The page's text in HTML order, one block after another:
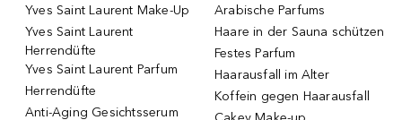
Yves Saint Laurent Make-Up
Yves Saint Laurent
Herrendüfte
Yves Saint Laurent Parfum
Herrendüfte
Anti-Aging Gesichtsserum
Arabische Parfums
Haare in der Sauna schützen
Festes Parfum
Haarausfall im Alter
Koffein gegen Haarausfall